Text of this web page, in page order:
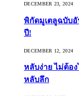
DECEMBER 23, 2024
พิกัดมูเตลูฉบับอั
ปี!
DECEMBER 12, 2024
หลับง่าย ไม่ต้อ
หลับลึก